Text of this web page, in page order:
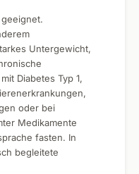
Untergewicht,
Diabetes Typ 1,
oder bei
Medikamente
fasten. In
begleitete